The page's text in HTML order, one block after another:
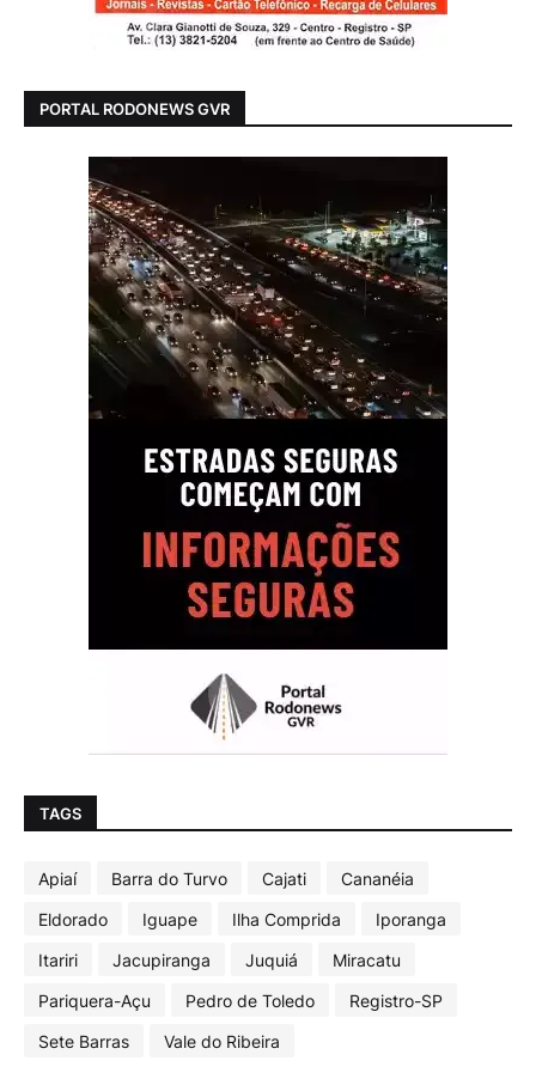
PORTAL RODONEWS GVR
TAGS
Apiaí Barra do Turvo Cajati
Cananéia
Eldorado
Iguape Ilha Comprida
Iporanga
Itariri
Jacupiranga Juquiá
Miracatu
Pariquera-Açu
Pedro de Toledo
Registro-SP
Sete Barras
Vale do Ribeira